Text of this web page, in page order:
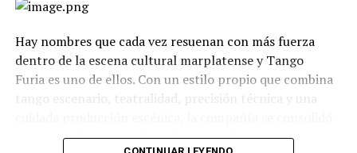
Hay nombres que cada vez resuenan con más fuerza
dentro de la escena cultural marplatense y Tango
Furia es uno de ellos. Con un estilo propio que combina
tango escenario, teatralidad, precisión técnica y una
como uno de los grandes referentes del género en el